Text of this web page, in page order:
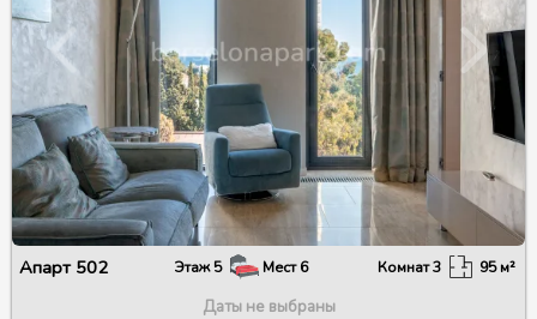
Апарт 502 Этаж5 Мест6 Комнат3 95м²
Даты не выбраны